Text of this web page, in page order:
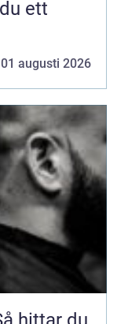
01 augusti 2026